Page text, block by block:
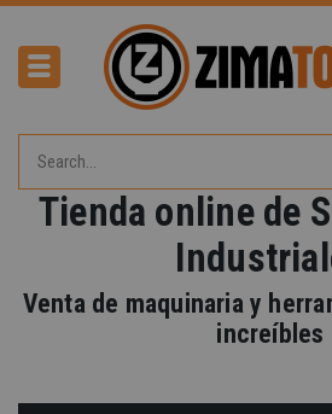
Tienda online de
Venta de maquinaria y
increíbles